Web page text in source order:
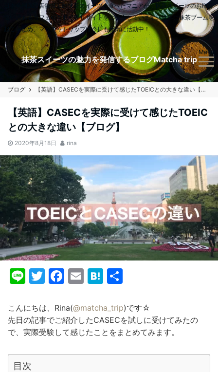
日本全国900店舗以上の抹茶スイーツを食べたマニアが、抹茶スイーツのお取り
扱いのあるカフェやお取り寄せサイトをご紹介しています。世界に抹茶ブームを
起こすため、マッチャトリップは今日も元気に活動中！
抹茶スイーツの魅力を発信するブログMatcha trip
Menu
ブログ 【英語】CASECを実際に受けて感じたTOEICとの大きな違い【ブログ】
【英語】CASECを実際に受けて感じたTOEIC
との大きな違い【ブログ】
2020年8月18日 rina
Li
e
T
itt
er
F
c
e
b
o
E
ai
l
H
e
n
a
こんにちは、Rina(@matcha_trip)です☆
先日の記事でご紹介したCASECを試しに受けてみたの
で、実際受験して感じたことをまとめてみます。
目次